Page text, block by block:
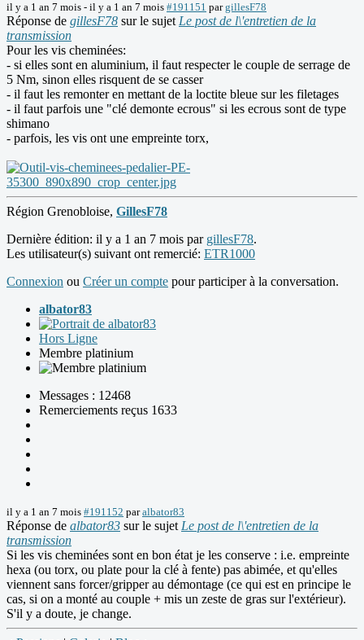
il y a 1 an 7 mois - il y a 1 an 7 mois #191151 pargillesF78
Réponse de gillesF78 sur le sujet Le post de l\'entretien de la
transmission
Pour les vis cheminées:
- si elles sont en aluminium, il faut respecter le couple de serrage de
5 Nm, sinon elles risquent de se casser
- il faut les remonter en mettant de la loctite bleue sur les filetages
- il faut parfois une "clé demonte ecrous" si les ecrous sont de type
shimano
- parfois, les vis ont une empreinte torx,
Région Grenobloise, GillesF78
Dernière édition: il y a 1 an 7 mois par gillesF78.
Les utilisateur(s) suivant ont remercié: ETR1000
Connexion ou Créer un compte pour participer à la conversation.
albator83
Hors Ligne
Membre platinium
Messages : 12468
Remerciements reçus 1633
il y a 1 an 7 mois #191152 paralbator83
Réponse de albator83 sur le sujet Le post de l\'entretien de la
transmission
Si les vis cheminées sont en bon état je les conserve : i.e. empreinte
hexa (ou torx, ou plate pour la clé à fente) pas abimée, et qu'elles
viennent sans forcer/gripper au démontage (ce qui est en principe le
cas, si on a monté au couple + mis un zeste de gras sur l'extérieur).
S'il y a doute, je change.